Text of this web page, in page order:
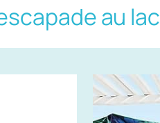
au lac